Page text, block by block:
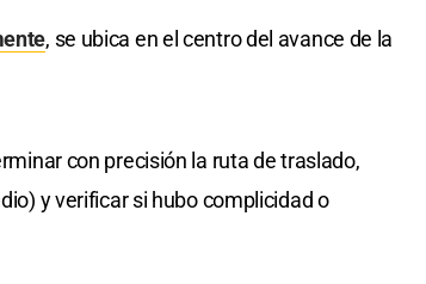
, se ubica en el centro del avance de la
con precisión la ruta de traslado,
y verificar si hubo complicidad o